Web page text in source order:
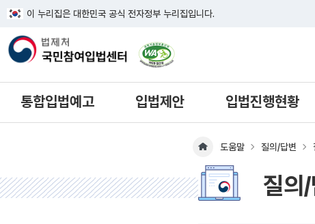
이 누리집은 대한민국 공식 전자정부 누리집입니다.
한국웹접근성인증평가원 웹접근성 사이
통합입법예고 입법제안 입법진행현황
메인페이지 이동
도움말 질의/답변
질의